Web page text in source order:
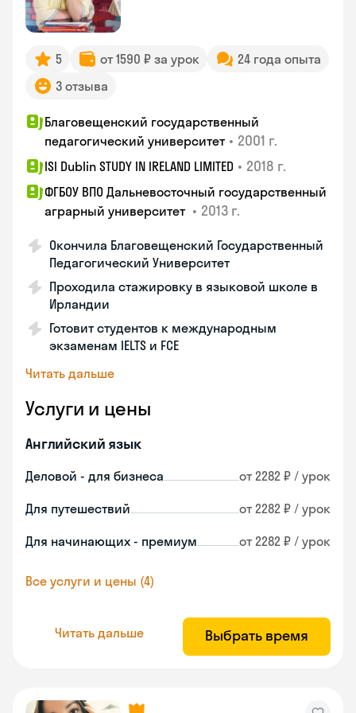
5 от 1590 ₽ за урок
24 года опыта
3 отзыва
Благовещенский государственный
педагогический университет • 2001 г.
ISI Dublin STUDY IN IRELAND LIMITED • 2018 г.
ФГБОУ ВПО Дальневосточный государственный
аграрный университет • 2013 г.
Окончила Благовещенский Государственный
Педагогический Университет
Проходила стажировку в языковой школе в
Ирландии
Готовит студентов к международным
экзаменам IELTS и FCE
Читать дальше
Услуги и цены
Английский язык
Деловой - для бизнеса от 2282 ₽ / урок
Для путешествий от 2282 ₽ / урок
Для начинающих - премиум от 2282 ₽ / урок
Все услуги и цены (4)
Читать дальше Выбрать время